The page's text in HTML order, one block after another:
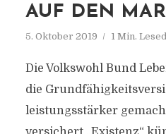
AUF DEN
5. Oktober 2019 1 Min.
Die Volkswohl Bund
die
leistungsstärker